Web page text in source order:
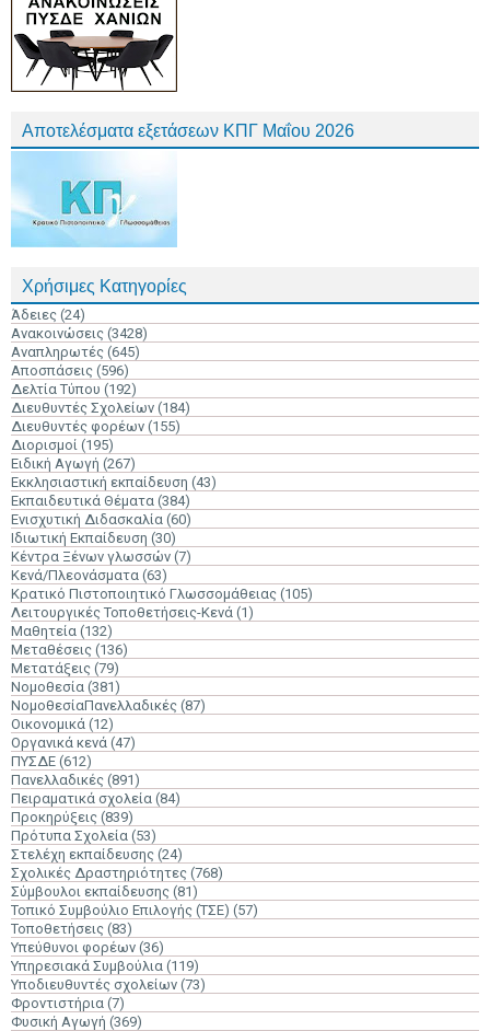
Αποτελέσματα εξετάσεων ΚΠΓ Μαΐου 2026
Χρήσιμες Κατηγορίες
Άδειες (24)
Ανακοινώσεις (3428)
Αναπληρωτές (645)
Αποσπάσεις (596)
Δελτία Τύπου (192)
Διευθυντές Σχολείων (184)
Διευθυντές φορέων (155)
Διορισμοί (195)
Ειδική Αγωγή (267)
Εκκλησιαστική εκπαίδευση (43)
Εκπαιδευτικά Θέματα (384)
Ενισχυτική Διδασκαλία (60)
Ιδιωτική Εκπαίδευση (30)
Κέντρα Ξένων γλωσσών (7)
Κενά/Πλεονάσματα (63)
Κρατικό Πιστοποιητικό Γλωσσομάθειας (105)
Λειτουργικές Τοποθετήσεις-Κενά (1)
Μαθητεία (132)
Μεταθέσεις (136)
Μετατάξεις (79)
Νομοθεσία (381)
ΝομοθεσίαΠανελλαδικές (87)
Οικονομικά (12)
Οργανικά κενά (47)
ΠΥΣΔΕ (612)
Πανελλαδικές (891)
Πειραματικά σχολεία (84)
Προκηρύξεις (839)
Πρότυπα Σχολεία (53)
Στελέχη εκπαίδευσης (24)
Σχολικές Δραστηριότητες (768)
Σύμβουλοι εκπαίδευσης (81)
Τοπικό Συμβούλιο Επιλογής (ΤΣΕ) (57)
Τοποθετήσεις (83)
Υπεύθυνοι φορέων (36)
Υπηρεσιακά Συμβούλια (119)
Υποδιευθυντές σχολείων (73)
Φροντιστήρια (7)
Φυσική Αγωγή (369)